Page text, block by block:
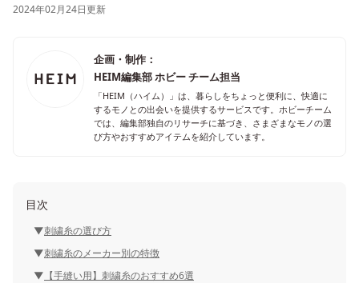
2024年02月24日更新
企画・制作：
HEIM編集部 ホビー チーム担当
「HEIM（ハイム）」は、暮らしをちょっと便利に、快適に
するモノとの出会いを提供するサービスです。ホビーチーム
では、編集部独自のリサーチに基づき、さまざまなモノの選
び方やおすすめアイテムを紹介しています。
目次
刺繍糸の選び方
刺繍糸のメーカー別の特徴
【手縫い用】刺繍糸のおすすめ6選